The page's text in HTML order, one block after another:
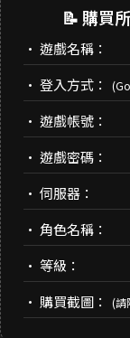
📝 購買
• 遊戲名稱：
• 登入方式：
• 遊戲帳號：
• 遊戲密碼：
• 伺服器：
• 角色名稱：
• 等級：
• 購買截圖：
(請